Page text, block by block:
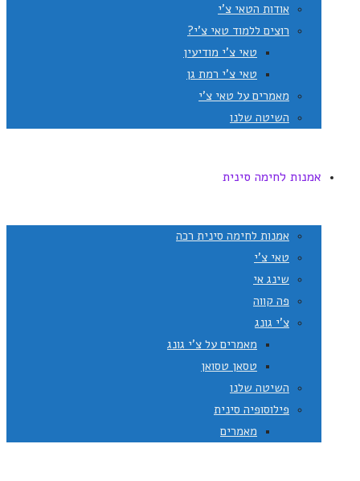
אודות הטאי צ'י
רוצים ללמוד טאי צ'י?
טאי צ'י מודיעין
טאי צ'י רמת גן
מאמרים על טאי צ'י
השיטה שלנו
אמנות לחימה סינית
אמנות לחימה סינית רכה
טאי צ'י
שינג אי
פה קווה
צ'י גונג
מאמרים על צ'י גונג
טסאן טסואן
השיטה שלנו
פילוסופיה סינית
מאמרים